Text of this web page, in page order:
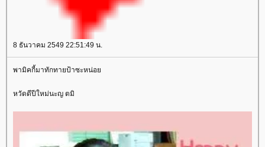
8 ธันวาคม 2549 22:51:49 น.
พามิคกี้มาทักทายป้าซะหน่อ
หวัดดีปีใหม่นะญ ตมิ